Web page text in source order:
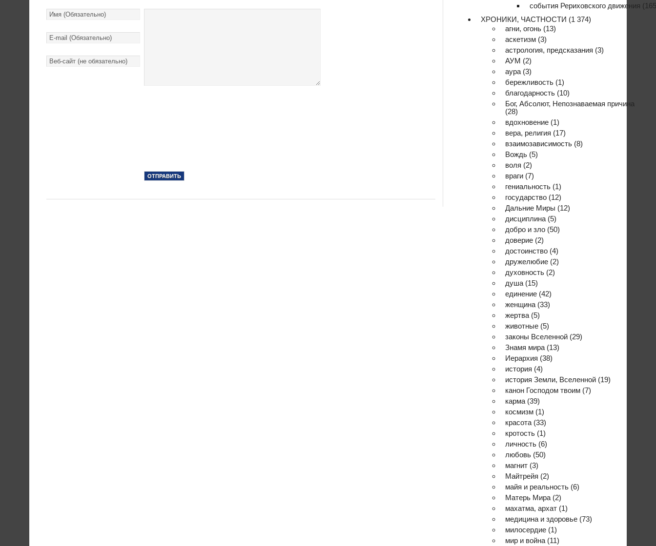
события Рериховского движения
ХРОНИКИ, ЧАСТНОСТИ (1 374)
агни, огонь (13)
аскетизм (3)
астрология, предсказания (3)
АУМ (2)
аура (3)
бережливость (1)
благодарность (10)
Бог, Абсолют, Непознаваемая причина
(28)
вдохновение (1)
вера, религия (17)
взаимозависимость (8)
Вождь (5)
воля (2)
враги (7)
гениальность (1)
государство (12)
Дальние Миры (12)
дисциплина (5)
добро и зло (50)
доверие (2)
достоинство (4)
дружелюбие (2)
духовность (2)
душа (15)
единение (42)
женщина (33)
жертва (5)
животные (5)
законы Вселенной (29)
Знамя мира (13)
Иерархия (38)
история (4)
история Земли, Вселенной (19)
канон Господом твоим (7)
карма (39)
космизм (1)
красота (33)
кротость (1)
личность (6)
любовь (50)
магнит (3)
Майтрейя (2)
майя и реальность (6)
Матерь Мира (2)
махатма, архат (1)
медицина и здоровье (73)
милосердие (1)
мир и война (11)